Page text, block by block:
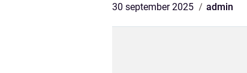
30 september 2025 admin